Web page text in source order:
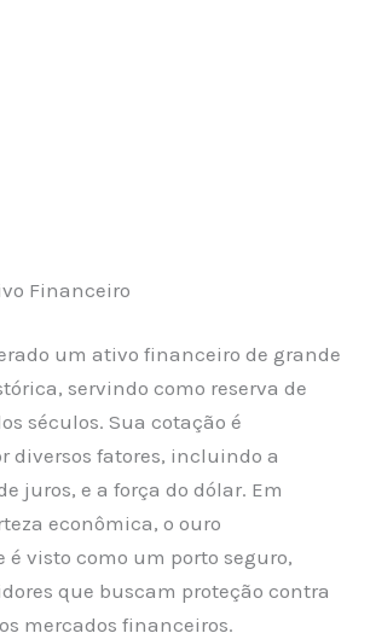
Financeiro
um ativo financeiro de grande
servindo como reserva de
séculos. Sua cotação é
diversos fatores, incluindo a
juros, e a força do dólar. Em
econômica, o ouro
visto como um porto seguro,
que buscam proteção contra
mercados financeiros.